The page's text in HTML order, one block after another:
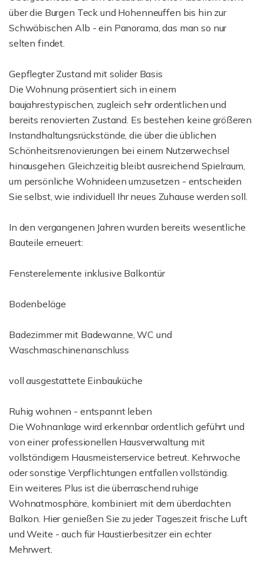
über die Burgen Teck und Hohenneuffen bis hin zur
Schwäbischen Alb - ein Panorama, das man so nur
selten findet.
Gepflegter Zustand mit solider Basis
Die Wohnung präsentiert sich in einem
baujahrestypischen, zugleich sehr ordentlichen und
bereits renovierten Zustand. Es bestehen keine größeren
Instandhaltungsrückstände, die über die üblichen
Schönheitsrenovierungen bei einem Nutzerwechsel
hinausgehen. Gleichzeitig bleibt ausreichend Spielraum,
um persönliche Wohnideen umzusetzen - entscheiden
Sie selbst, wie individuell Ihr neues Zuhause werden soll.
In den vergangenen Jahren wurden bereits wesentliche
Bauteile erneuert:
Fensterelemente inklusive Balkontür
Bodenbeläge
Badezimmer mit Badewanne, WC und
Waschmaschinenanschluss
voll ausgestattete Einbauküche
Ruhig wohnen - entspannt leben
Die Wohnanlage wird erkennbar ordentlich geführt und
von einer professionellen Hausverwaltung mit
vollständigem Hausmeisterservice betreut. Kehrwoche
oder sonstige Verpflichtungen entfallen vollständig.
Ein weiteres Plus ist die überraschend ruhige
Wohnatmosphäre, kombiniert mit dem überdachten
Balkon. Hier genießen Sie zu jeder Tageszeit frische Luft
und Weite - auch für Haustierbesitzer ein echter
Mehrwert.